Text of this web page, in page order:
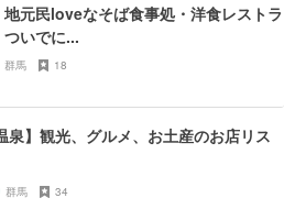
地元民loveなそば食事処・洋食レストラ
いでに...
群馬 18
泉】観光、グルメ、お土産のお店リス
群馬 34